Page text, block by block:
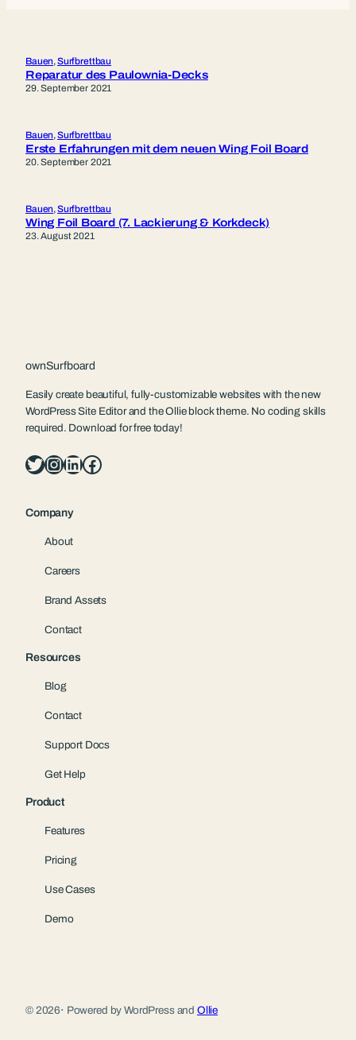
Bauen, Surfbrettbau
Reparatur des Paulownia-Decks
29. September 2021
Bauen, Surfbrettbau
Erste Erfahrungen mit dem neuen Wing Foil Board
20. September 2021
Bauen, Surfbrettbau
Wing Foil Board (7. Lackierung & Korkdeck)
23. August 2021
ownSurfboard
Easily create beautiful, fully-customizable websites with the new
WordPress Site Editor and the Ollie block theme. No coding skills
required. Download for free today!
Twitter InstagramLinkedIn Facebook
Company
About
Careers
Brand Assets
Contact
Resources
Blog
Contact
Support Docs
Get Help
Product
Features
Pricing
Use Cases
Demo
© 2026· Powered by WordPress and Ollie